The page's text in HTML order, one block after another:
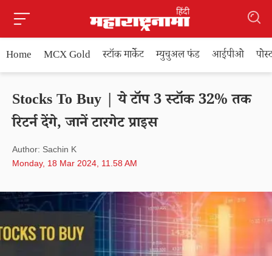
Home MCX Gold स्टॉक मार्केट म्युचुअल फंड आईपीओ
Stocks To Buy | ये टॉप 3 स्टॉक 32% तक
रिटर्न देंगे, जानें टारगेट प्राइस
Author: Sachin K
Monday, 18 Mar 2024, 11.58 AM